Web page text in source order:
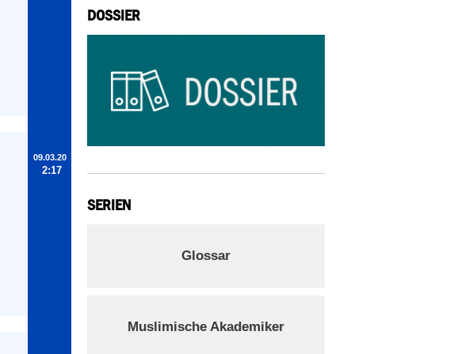
09.03.20
2:17
DOSSIER
SERIEN
Glossar
Muslimische Akademiker